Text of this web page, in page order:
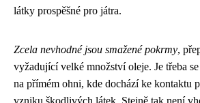
látky prospěšné pro játra.
Zcela nevhodné jsou smažené pokrmy,
vyžadující velké množství oleje. Je třeba
na přímém ohni, kde dochází ke kontaktu
vzniku škodlivých látek. Stejně tak není